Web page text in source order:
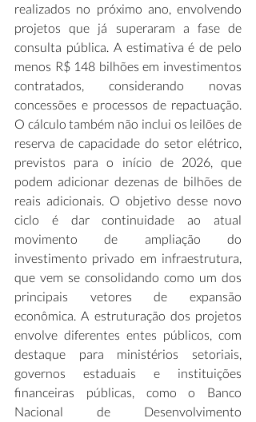
realizados no próximo ano, envolvendo
projetos que já superaram a fase de
consulta pública. A estimativa é de pelo
menos R$ 148 bilhões em investimentos
contratados, considerando novas
concessões e processos de repactuação.
O cálculo também não inclui os leilões de
reserva de capacidade do setor elétrico,
previstos para o início de 2026, que
podem adicionar dezenas de bilhões de
reais adicionais. O objetivo desse novo
ciclo é dar continuidade ao atual
movimento de ampliação do
investimento privado em infraestrutura,
que vem se consolidando como um dos
principais vetores de expansão
econômica. A estruturação dos projetos
envolve diferentes entes públicos, com
destaque para ministérios setoriais,
governos estaduais e instituições
financeiras públicas, como o Banco
Nacional de Desenvolvimento